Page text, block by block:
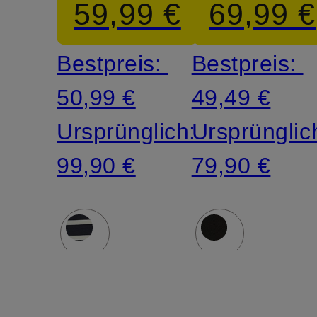
59,99 €
Bestpreis:
50,99 €
Ursprünglich:
99,90 €
69,99 €
Bestpreis:
49,49 €
79,90 €